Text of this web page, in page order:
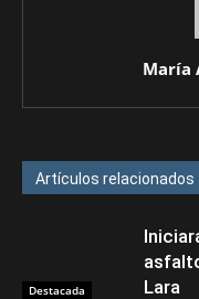
María
Artículos relacionados
Destacada
Lara